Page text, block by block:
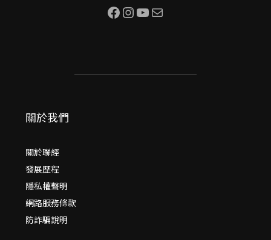
Facebook InstagramYouTube 電子郵件
關於我們
關於聯經
發展歷程
隱私權聲明
網路服務條款
防詐騙說明